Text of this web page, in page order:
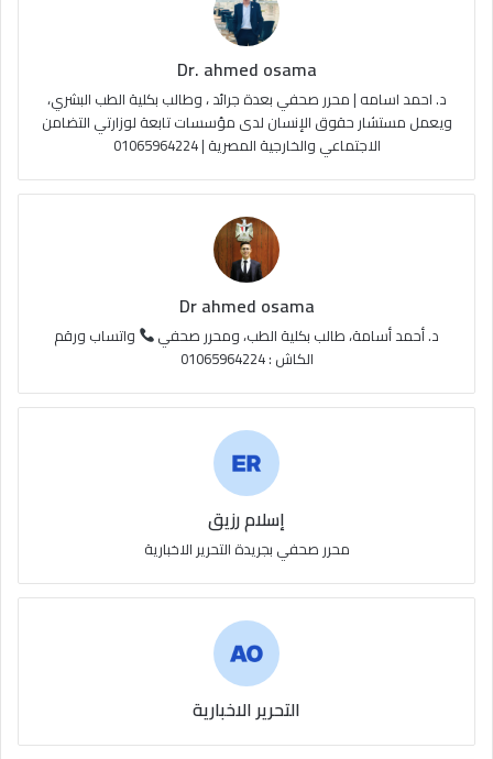
e
ا
م
ل
م
و
ق
ع
R
S
S
Dr. ahmed osama
د. احمد اسامه | محرر صحفي بعدة جرائد ، وطالب بكلية الطب البشري،
ويعمل مستشار حقوق الإنسان لدى مؤسسات تابعة لوزارتي التضامن
الاجتماعي والخارجية المصرية | 01065964224
Dr ahmed osama
د. أحمد أسامة، طالب بكلية الطب، ومحرر صحفي
واتساب ورقم
الكاش : 01065964224
إسلام رزيق
محرر صحفي بجريدة التحرير الاخبارية
التحرير الاخبارية